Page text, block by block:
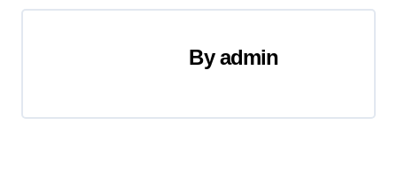
t
g
Byadmin